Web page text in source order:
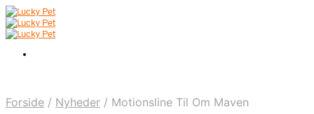
Forside / Nyheder / Motionsline Til Om Maven